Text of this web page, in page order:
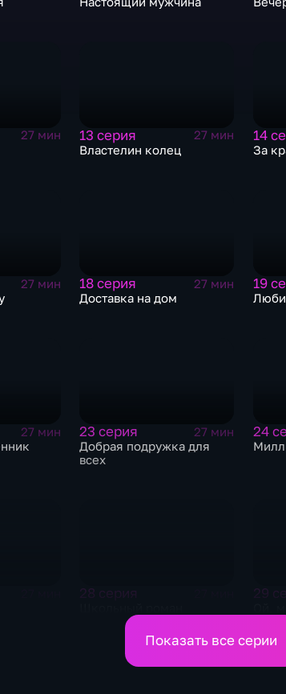
27 мин
13 серия
27 мин
Властелин колец
14
За
27 мин
18 серия
27 мин
Доставка на дом
19
27 мин
23 серия
27 мин
Добрая подружка для
всех
24
28 серия 29
Показать все серии